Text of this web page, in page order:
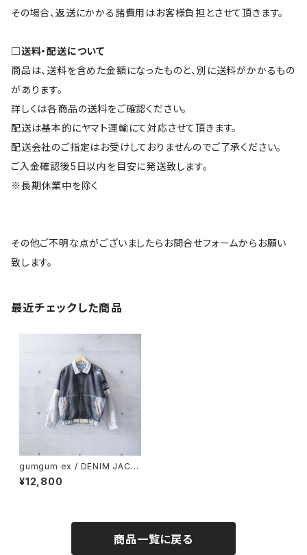
その場合、返送にかかる諸費用はお客様負担とさせて頂きます。
□送料・配送について
商品は、送料を含めた金額になったものと、別に送料がかかるもの
があります。
詳しくは各商品の送料をご確認ください。
配送は基本的にヤマト運輸にて対応させて頂きます。
配送会社のご指定はお受けしておりませんのでご了承ください。
ご入金確認後5日以内を目安に発送致します。
※長期休業中を除く
その他ご不明な点がございましたらお問合せフォームからお願い
致します。
最近チェックした商品
gumgum ex / DENIM JACK
ET (used)
¥12,800
商品一覧に戻る